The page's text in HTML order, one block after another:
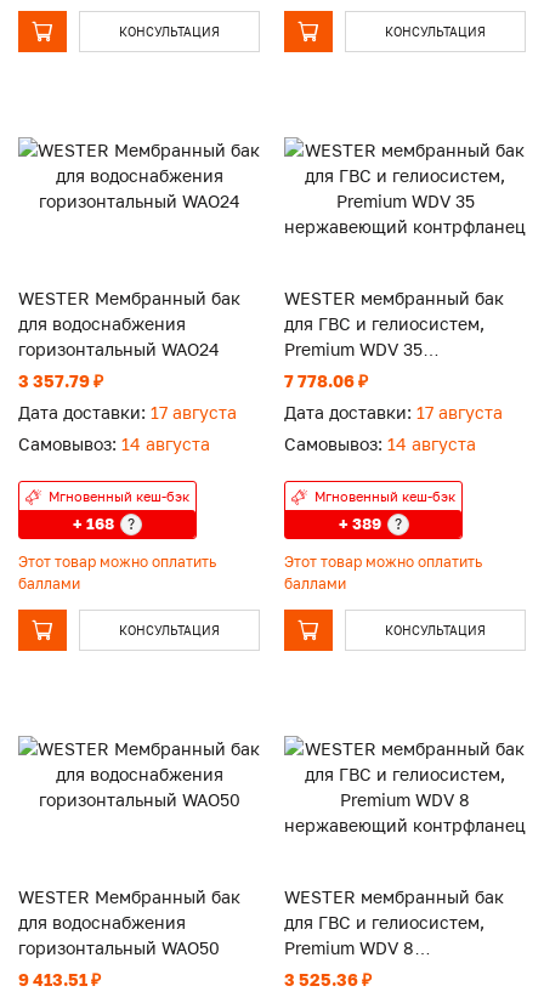
КОНСУЛЬТАЦИЯ КОНСУЛЬТАЦИЯ
WESTER Мембранный бак
для водоснабжения
горизонтальный WAO24
3 357.79 ₽
Дата доставки: 17 августа
Самовывоз: 14 августа
Мгновенный кеш-бэк
+ 168 ?
Этот товар можно оплатить
баллами
КОНСУЛЬТАЦИЯ
WESTER мембранный бак
для ГВС и гелиосистем,
Premium WDV 35
нержавеющий контрфланец
7 778.06 ₽
Дата доставки: 17 августа
Самовывоз: 14 августа
Мгновенный кеш-бэк
+ 389 ?
Этот товар можно оплатить
баллами
КОНСУЛЬТАЦИЯ
WESTER Мембранный бак
для водоснабжения
горизонтальный WAO50
9 413.51 ₽
WESTER мембранный бак
для ГВС и гелиосистем,
Premium WDV 8
нержавеющий контрфланец
3 525.36 ₽